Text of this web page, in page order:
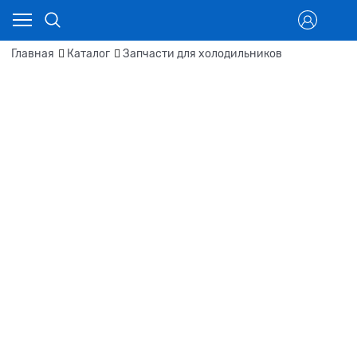
Главная Каталог Запчасти для холодильников